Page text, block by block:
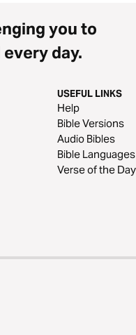
you to
day.
USEFUL LINKS
Help
Bible Versions
Audio Bibles
Bible Languages
Verse of the Day